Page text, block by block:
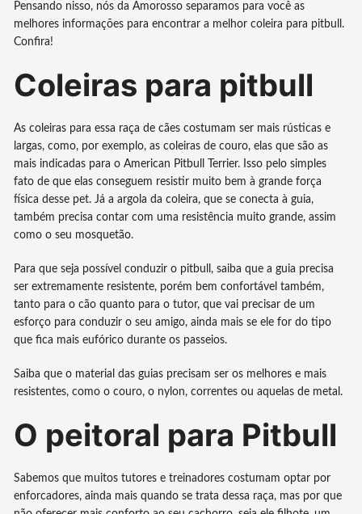
Pensando nisso, nós da Amorosso separamos para você as
melhores informações para encontrar a melhor coleira para pitbull.
Confira!
Coleiras para pitbull
As coleiras para essa raça de cães costumam ser mais rústicas e
largas, como, por exemplo, as coleiras de couro, elas que são as
mais indicadas para o American Pitbull Terrier. Isso pelo simples
fato de que elas conseguem resistir muito bem à grande força
física desse pet. Já a argola da coleira, que se conecta à guia,
também precisa contar com uma resistência muito grande, assim
como o seu mosquetão.
Para que seja possível conduzir o pitbull, saiba que a guia precisa
ser extremamente resistente, porém bem confortável também,
tanto para o cão quanto para o tutor, que vai precisar de um
esforço para conduzir o seu amigo, ainda mais se ele for do tipo
que fica mais eufórico durante os passeios.
Saiba que o material das guias precisam ser os melhores e mais
resistentes, como o couro, o nylon, correntes ou aquelas de metal.
O peitoral para Pitbull
Sabemos que muitos tutores e treinadores costumam optar por
enforcadores, ainda mais quando se trata dessa raça, mas por que